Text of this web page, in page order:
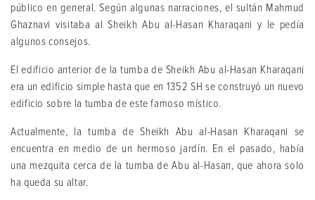
público en general. Según algunas narraciones, el sultán Mahmud
Ghaznavi visitaba al Sheikh Abu al-Hasan Kharaqani y le pedía
algunos consejos.
El edificio anterior de la tumba de Sheikh Abu al-Hasan Kharaqani
era un edificio simple hasta que en 1352 SH se construyó un nuevo
edificio sobre la tumba de este famoso místico.
Actualmente, la tumba de Sheikh Abu al-Hasan Kharaqani se
encuentra en medio de un hermoso jardín. En el pasado, había
una mezquita cerca de la tumba de Abu al-Hasan, que ahora solo
ha queda su altar.